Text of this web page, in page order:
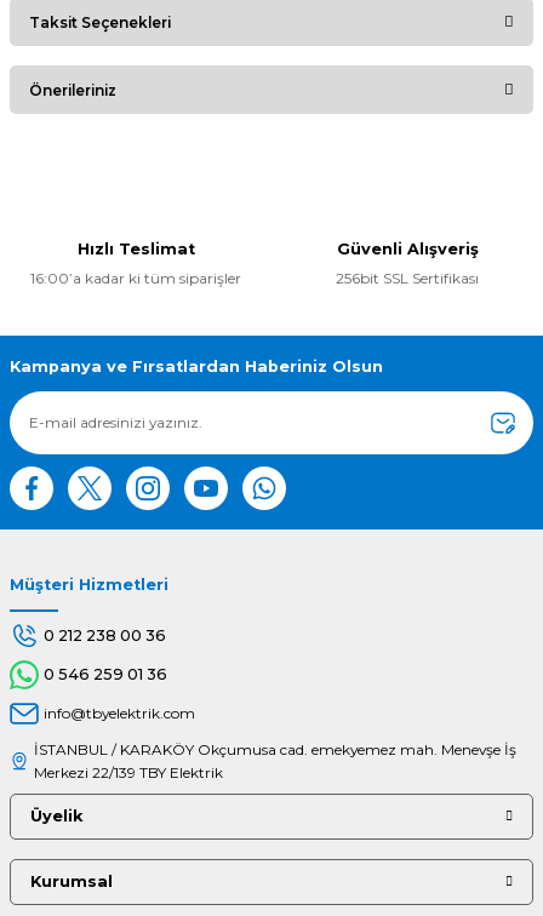
Bu ürüne ilk yorumu siz yapın!
Taksit Seçenekleri
Önerileriniz
Ürün bilgilerinde hatalar bulunuyor.
Ürün fiyatı diğer sitelerden daha pahalı.
Bu ürüne benzer farklı alternatifler olmalı.
Hızlı Teslimat
16:00’a kadar ki tüm siparişler
Güvenli Alışveriş
256bit SSL Sertifikası
Kampanya ve Fırsatlardan Haberiniz Olsun
Müşteri Hizmetleri
0 212 238 00 36
0 546 259 01 36
info@tbyelektrik.com
İSTANBUL / KARAKÖY Okçumusa cad. emekyemez mah. Menevşe İş
Merkezi 22/139 TBY Elektrik
Üyelik
Kurumsal